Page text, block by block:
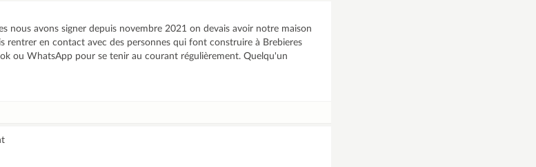
nous avons signer depuis novembre 2021 on devais avoir notre maison
rentrer en contact avec des personnes qui font construire à Brebieres
ou WhatsApp pour se tenir au courant régulièrement. Quelqu'un